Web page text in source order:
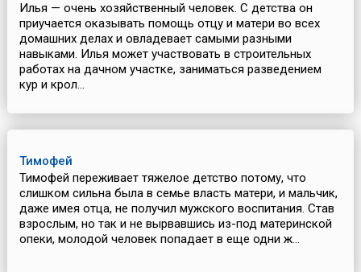
Илья — очень хозяйственный человек. С детства он
приучается оказывать помощь отцу и матери во всех
домашних делах и овладевает самыми разными
навыками. Илья может участвовать в строительных
работах на дачном участке, заниматься разведением
кур и крол...
Тимофей
Тимофей переживает тяжелое детство потому, что
слишком сильна была в семье власть матери, и мальчик,
даже имея отца, не получил мужского воспитания. Став
взрослым, но так и не вырвавшись из-под материнской
опеки, молодой человек попадает в еще одни ж...